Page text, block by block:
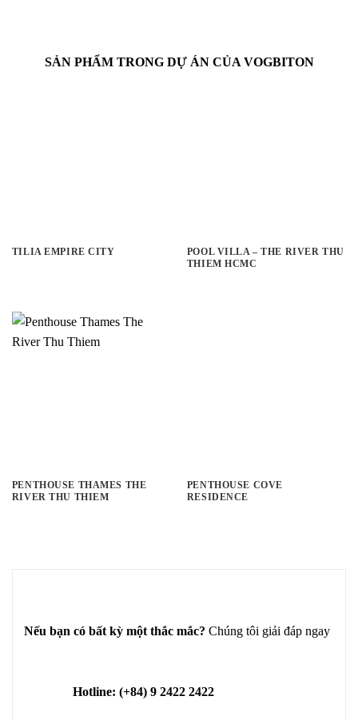
SẢN PHẨM TRONG DỰ ÁN CỦA VOGBITON
TILIA EMPIRE CITY
POOL VILLA – THE RIVER THU
THIEM HCMC
PENTHOUSE THAMES THE
RIVER THU THIEM
PENTHOUSE COVE
RESIDENCE
Nếu bạn có bất kỳ một thắc mắc? Chúng tôi giải đáp ngay
Hotline: (+84) 9 2422 2422